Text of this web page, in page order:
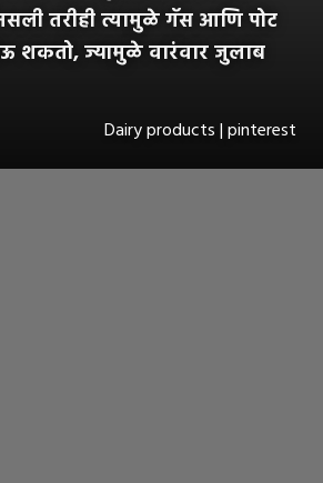
तरीही त्यामुळे गॅस आणि पोट
शकतो, ज्यामुळे वारंवार जुलाब
Dairy products | pinterest